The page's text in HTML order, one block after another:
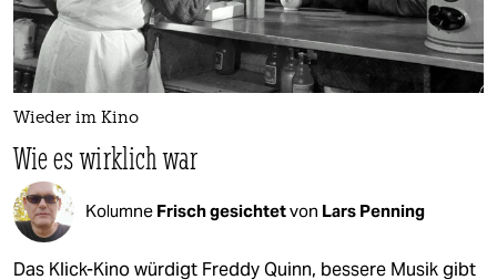
Wieder im Kino
Wie es wirklich war
Kolumne Frisch gesichtetvon Lars Penning
Das Klick-Kino würdigt Freddy Quinn, bessere Musik gibt